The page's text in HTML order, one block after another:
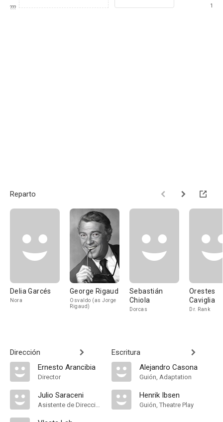
???
1
Reparto
Delia Garcés
Nora
George Rigaud
Osvaldo (as Jorge
Rigaud)
Sebastián
Chiola
Dorcas
Orestes
Caviglia
Dr. Rank
Dirección
Ernesto Arancibia
Director
Julio Saraceni
Asistente de Dirección
Escritura
Alejandro Casona
Guión, Adaptation
Henrik Ibsen
Guión, Theatre Play